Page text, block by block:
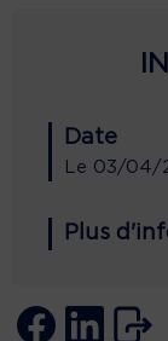
Date
Le 03/04/
Plus